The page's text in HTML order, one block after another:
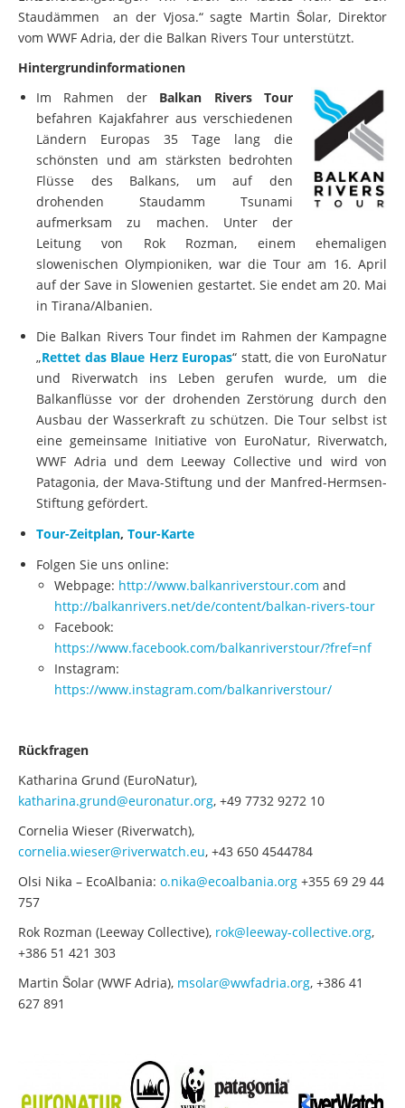
Staudämmen an der Vjosa.“ sagte Martin Šolar, Direktor
vom WWF Adria, der die Balkan Rivers Tour unterstützt.
Hintergrundinformationen
Im Rahmen der Balkan Rivers Tour
befahren Kajakfahrer aus verschiedenen
Ländern Europas 35 Tage lang die
schönsten und am stärksten bedrohten
Flüsse des Balkans, um auf den
drohenden Staudamm Tsunami
aufmerksam zu machen. Unter der
Leitung von Rok Rozman, einem ehemaligen
slowenischen Olympioniken, war die Tour am 16. April
auf der Save in Slowenien gestartet. Sie endet am 20. Mai
in Tirana/Albanien.
Die Balkan Rivers Tour findet im Rahmen der Kampagne
„Rettet das Blaue Herz Europas“ statt, die von EuroNatur
und Riverwatch ins Leben gerufen wurde, um die
Balkanflüsse vor der drohenden Zerstörung durch den
Ausbau der Wasserkraft zu schützen. Die Tour selbst ist
eine gemeinsame Initiative von EuroNatur, Riverwatch,
WWF Adria und dem Leeway Collective und wird von
Patagonia, der Mava-Stiftung und der Manfred-Hermsen-
Stiftung gefördert.
Tour-Zeitplan, Tour-Karte
Folgen Sie uns online:
Webpage: http://www.balkanriverstour.com and
http://balkanrivers.net/de/content/balkan-rivers-tour
Facebook:
https://www.facebook.com/balkanriverstour/?fref=nf
Instagram:
https://www.instagram.com/balkanriverstour/
Rückfragen
Katharina Grund (EuroNatur),
katharina.grund@euronatur.org, +49 7732 9272 10
Cornelia Wieser (Riverwatch),
cornelia.wieser@riverwatch.eu, +43 650 4544784
Olsi Nika – EcoAlbania: o.nika@ecoalbania.org +355 69 29 44
757
Rok Rozman (Leeway Collective), rok@leeway-collective.org,
+386 51 421 303
Martin Šolar (WWF Adria), msolar@wwfadria.org, +386 41
627 891